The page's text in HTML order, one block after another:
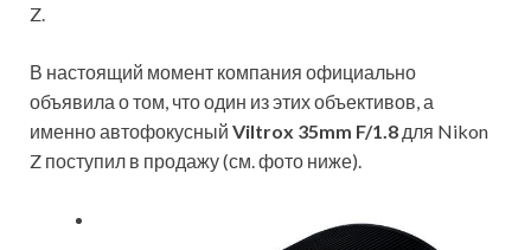
Z.
В настоящий момент компания официально
объявила о том, что один из этих объективов, а
именно автофокусный Viltrox 35mm F/1.8 для Nikon
Z поступил в продажу (см. фото ниже).